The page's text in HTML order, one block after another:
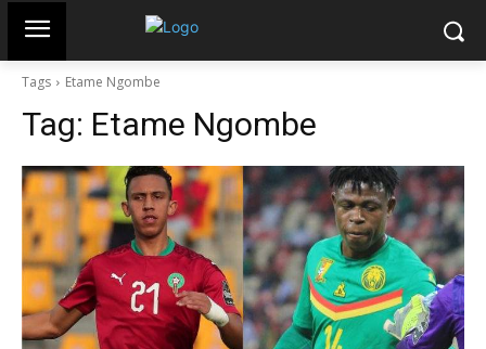
Tags Etame Ngombe
Tag: Etame Ngombe